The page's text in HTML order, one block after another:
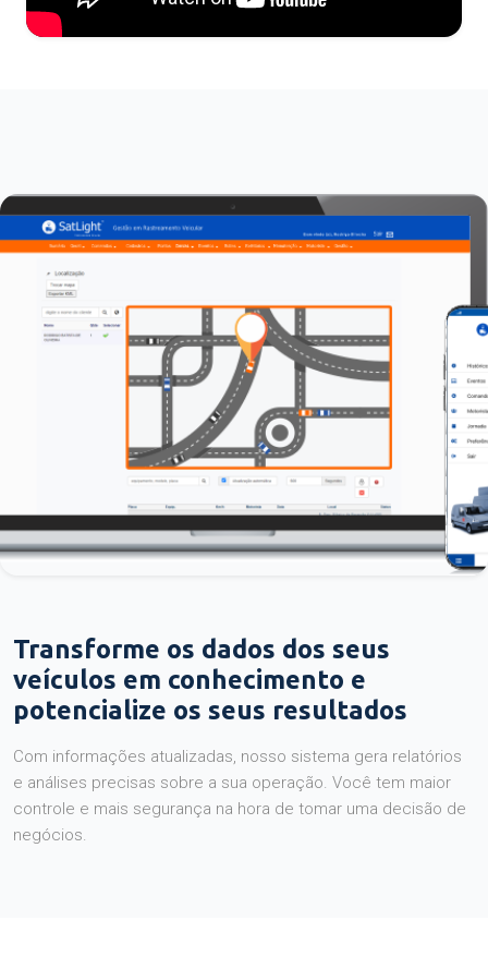
Transforme os dados dos seus
veículos em conhecimento e
potencialize os seus resultados
Com informações atualizadas, nosso sistema gera relatórios
e análises precisas sobre a sua operação. Você tem maior
controle e mais segurança na hora de tomar uma decisão de
negócios.